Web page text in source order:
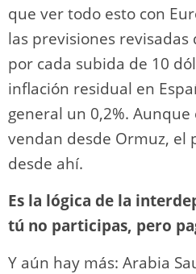
que ver todo esto con
las previsiones revisadas
por cada subida de 10
inflación residual en
general un 0,2%.
vendan desde Ormuz, el
desde ahí.
Es la lógica de la
tú no participas, pero
Y aún hay más: Arabia